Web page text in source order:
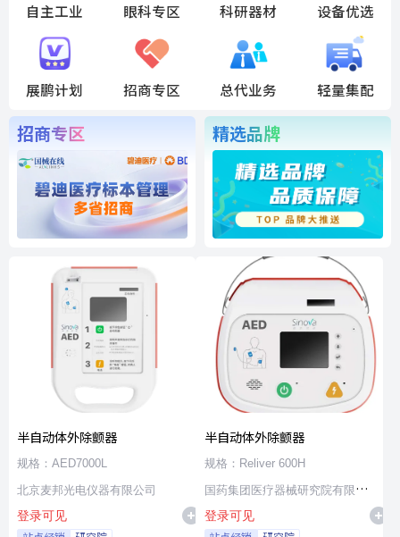
自主工业 眼科专区 科研器材 设备优选
展鹏计划 招商专区 总代业务 轻量集配
招商专区 精选品牌
半自动体外除颤器
规格：AED7000L
北京麦邦光电仪器有限公司
登录可见
半自动体外除颤器
规格：Reliver 600H
国药集团医疗器械研究院有限公
司
登录可见